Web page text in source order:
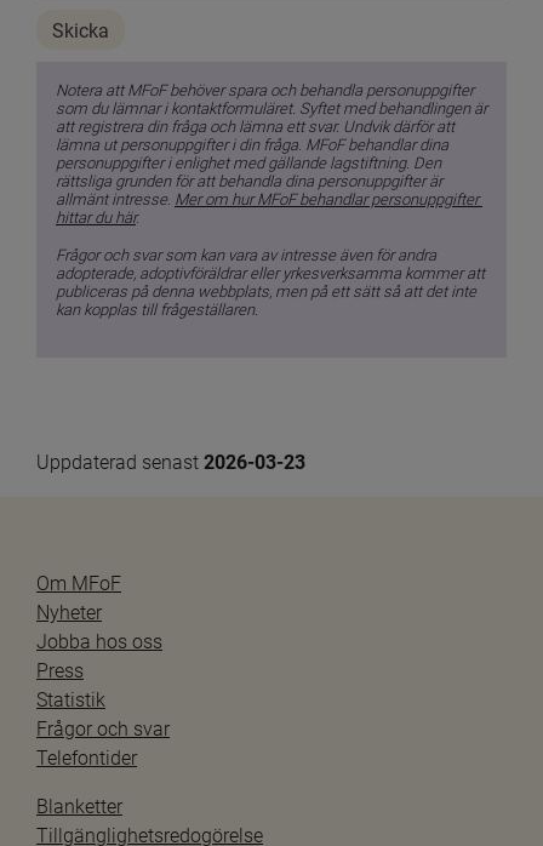
Notera att MFoF behöver spara och behandla personuppgifter
som du lämnar i kontaktformuläret. Syftet med behandlingen är
att registrera din fråga och lämna ett svar. Undvik därför att
lämna ut personuppgifter i din fråga. MFoF behandlar dina
personuppgifter i enlighet med gällande lagstiftning. Den
rättsliga grunden för att behandla dina personuppgifter är
allmänt intresse. Mer om hur MFoF behandlar personuppgifter
hittar du här.
Frågor och svar som kan vara av intresse även för andra
adopterade, adoptivföräldrar eller yrkesverksamma kommer att
publiceras på denna webbplats, men på ett sätt så att det inte
kan kopplas till frågeställaren.
Uppdaterad senast 2026-03-23
Om MFoF
Nyheter
Jobba hos oss
Press
Statistik
Frågor och svar
Telefontider
Blanketter
Tillgänglighetsredogörelse